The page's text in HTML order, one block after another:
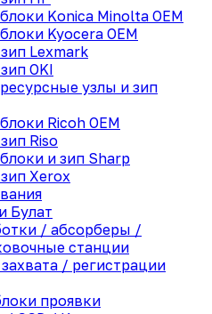
Konica Minolta OEM
Kyocera OEM
Lexmark
OKI
узлы и зип
Ricoh OEM
Riso
и зип Sharp
Xerox
Булат
/ абсорберы /
станции
/ регистрации
проявки